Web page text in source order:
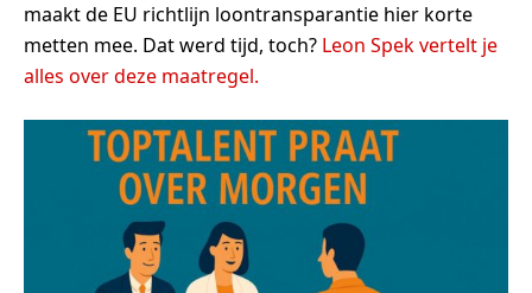
maakt de EU richtlijn loontransparantie hier korte
metten mee. Dat werd tijd, toch? Leon Spek vertelt je
alles over deze maatregel.